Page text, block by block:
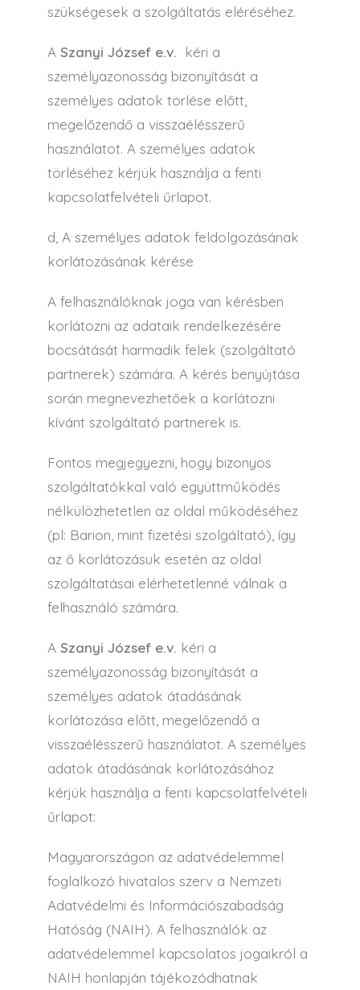
szükségesek a szolgáltatás eléréséhez.
ASzanyi József e.v.
kéri a
személyazonosság bizonyítását a
személyes adatok törlése előtt,
megelőzendő a visszaélésszerű
használatot. A személyes adatok
törléséhez kérjük használja a fenti
kapcsolatfelvételi űrlapot.
d, A személyes adatok feldolgozásának
korlátozásának kérése
A felhasználóknak joga van kérésben
korlátozni az adataik rendelkezésére
bocsátását harmadik felek (szolgáltató
partnerek) számára. A kérés benyújtása
során megnevezhetőek a korlátozni
kívánt szolgáltató partnerek is.
Fontos megjegyezni, hogy bizonyos
szolgáltatókkal való együttműködés
nélkülözhetetlen az oldal működéséhez
(pl: Barion, mint fizetési szolgáltató), így
az ő korlátozásuk esetén az oldal
szolgáltatásai elérhetetlenné válnak a
felhasználó számára.
ASzanyi József e.v. kéri a
személyazonosság bizonyítását a
személyes adatok átadásának
korlátozása előtt, megelőzendő a
visszaélésszerű használatot. A személyes
adatok átadásának korlátozásához
kérjük használja a fenti kapcsolatfelvételi
űrlapot:
Magyarországon az adatvédelemmel
foglalkozó hivatalos szerv a Nemzeti
Adatvédelmi és Információszabadság
Hatóság (NAIH). A felhasználók az
adatvédelemmel kapcsolatos jogaikról a
NAIH honlapján tájékozódhatnak